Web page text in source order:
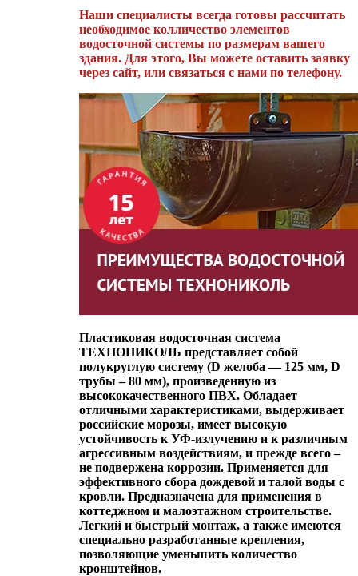
Наши специалисты всегда готовы рассчитать
необходимое колличество элементов
водосточной системы по размерам вашего
здания. Для этого, Вы можете оставить заявку
через сайт, или связаться с нами по телефону.
Пластиковая водосточная система
ТЕХНОНИКОЛЬ представляет собой
полукруглую систему (D желоба — 125 мм, D
трубы – 80 мм), произведенную из
высококачественного ПВХ. Обладает
отличными характеристиками, выдерживает
российские морозы, имеет высокую
устойчивость к УФ-излучению и к различным
агрессивным воздействиям, и прежде всего –
не подвержена коррозии. Применяется для
эффективного сбора дождевой и талой воды с
кровли. Предназначена для применения в
коттеджном и малоэтажном строительстве.
Легкий и быстрый монтаж, а также имеются
специально разработанные крепления,
позволяющие уменьшить количество
кронштейнов.